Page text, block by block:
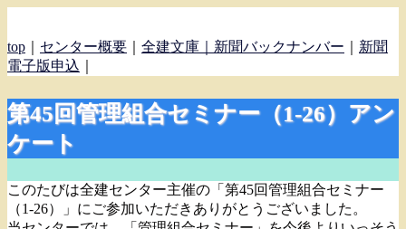
top センター概要 全建文庫｜ 新聞バックナンバー
新聞
電子版申込
第45回管理組合セミナー（1-26）アン
ケート
このたびは全建センター主催の「第45回管理組合セミナー
（1-26）」にご参加いただきありがとうございました。